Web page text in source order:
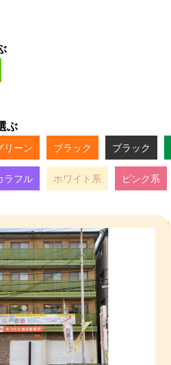
ぶ
リーン ブラック ブラック
ラフル ホワイト系 ピンク系